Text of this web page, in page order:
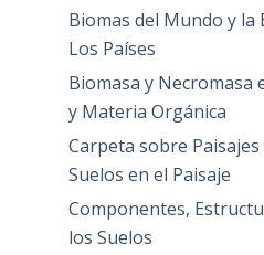
Biomas del Mundo y la
Los Países
Biomasa y Necromasa
y Materia Orgánica
Carpeta sobre Paisajes
Suelos en el Paisaje
Componentes,
los Suelos